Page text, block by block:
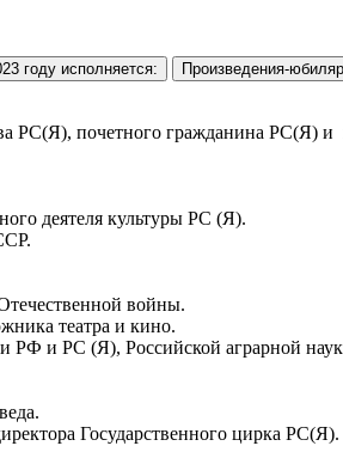
году исполняется: Произведения-
почетного гражданина РС(Я) и
деятеля культуры РС (Я).
войны.
театра и кино.
и РС (Я), Российской аграрной
Государственного цирка РС(Я).